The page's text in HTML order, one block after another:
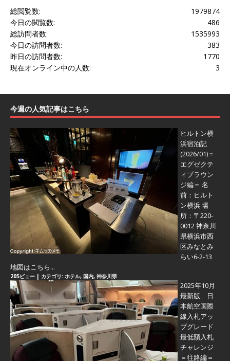
1979874
総閲覧数:
486
今日の閲覧数:
1535993
総訪問者数:
383
今日の訪問者数:
1770
昨日の訪問者数:
3
現在オンライン中の人数:
今週の人気記事はこちら
ヒルトン横
浜宿泊記
(2026/01)＝
エグゼクテ
ィブラウン
ジ編＝ 名
前：ヒルト
ン横浜 場
所：〒220-
0012 神奈川
県横浜市西
区みなとみ
らい6-2-13
地図はこちら...
205ビュー | カテゴリ: ホテル, 国内, 神奈川県
2025年10月
最新版 日
本航空国際
線入札アッ
プグレード
最低額入札
チャレンジ
＝往路編＝